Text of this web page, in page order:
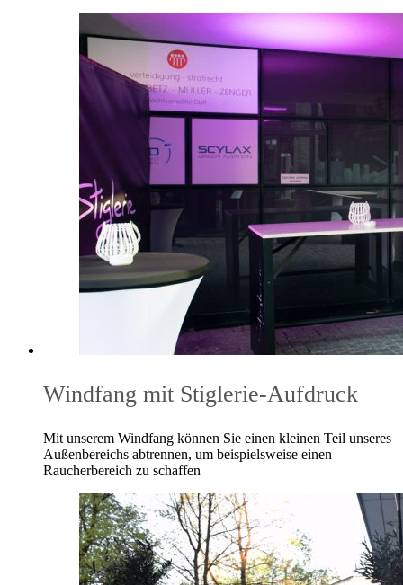
Windfang mit Stiglerie-Aufdruck
Mit unserem Windfang können Sie einen kleinen Teil unseres
Außenbereichs abtrennen, um beispielsweise einen
Raucherbereich zu schaffen